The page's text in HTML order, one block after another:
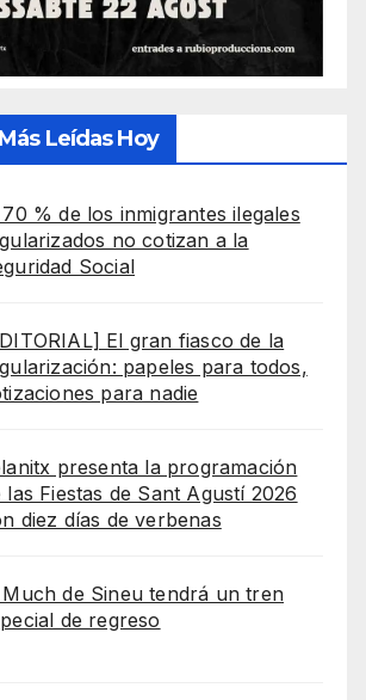
Leídas Hoy
70 % de los inmigrantes ilegales
no cotizan a la
Social
El gran fiasco de la
papeles para todos,
para nadie
presenta la programación
las Fiestas de Sant Agustí 2026
diez días de verbenas
Much de Sineu tendrá un tren
de regreso